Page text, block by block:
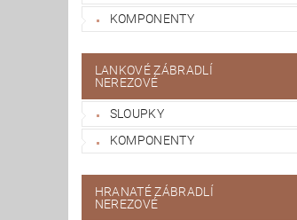
KOMPONENTY
LANKOVÉ ZÁBRADLÍ
NEREZOVÉ
SLOUPKY
KOMPONENTY
HRANATÉ ZÁBRADLÍ
NEREZOVÉ